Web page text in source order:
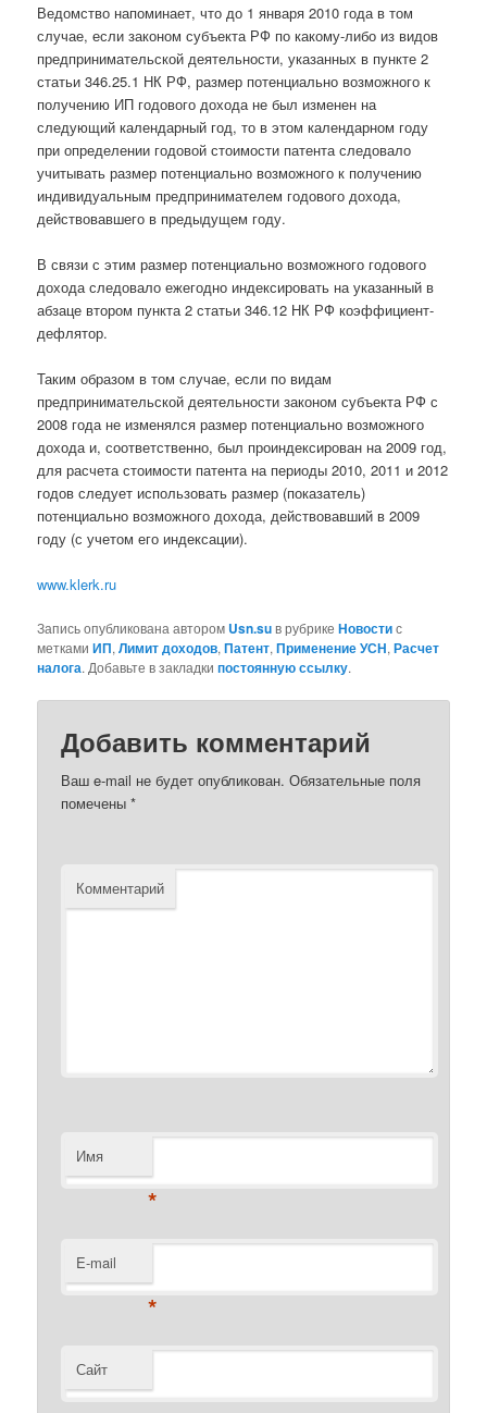
Ведомство напоминает, что до 1 января 2010 года в том
случае, если законом субъекта РФ по какому-либо из видов
предпринимательской деятельности, указанных в пункте 2
статьи 346.25.1 НК РФ, размер потенциально возможного к
получению ИП годового дохода не был изменен на
следующий календарный год, то в этом календарном году
при определении годовой стоимости патента следовало
учитывать размер потенциально возможного к получению
индивидуальным предпринимателем годового дохода,
действовавшего в предыдущем году.
В связи с этим размер потенциально возможного годового
дохода следовало ежегодно индексировать на указанный в
абзаце втором пункта 2 статьи 346.12 НК РФ коэффициент-
дефлятор.
Таким образом в том случае, если по видам
предпринимательской деятельности законом субъекта РФ с
2008 года не изменялся размер потенциально возможного
дохода и, соответственно, был проиндексирован на 2009 год,
для расчета стоимости патента на периоды 2010, 2011 и 2012
годов следует использовать размер (показатель)
потенциально возможного дохода, действовавший в 2009
году (с учетом его индексации).
www.klerk.ru
Запись опубликована автором Usn.suв рубрикеНовостис
меткамиИП,Лимит доходов,Патент,Применение УСН,Расчет
налога. Добавьте в закладкипостоянную ссылку.
Добавить комментарий
Ваш e-mail не будет опубликован. Обязательные поля
помечены*
Комментарий
Имя
*
E-mail
*
Сайт